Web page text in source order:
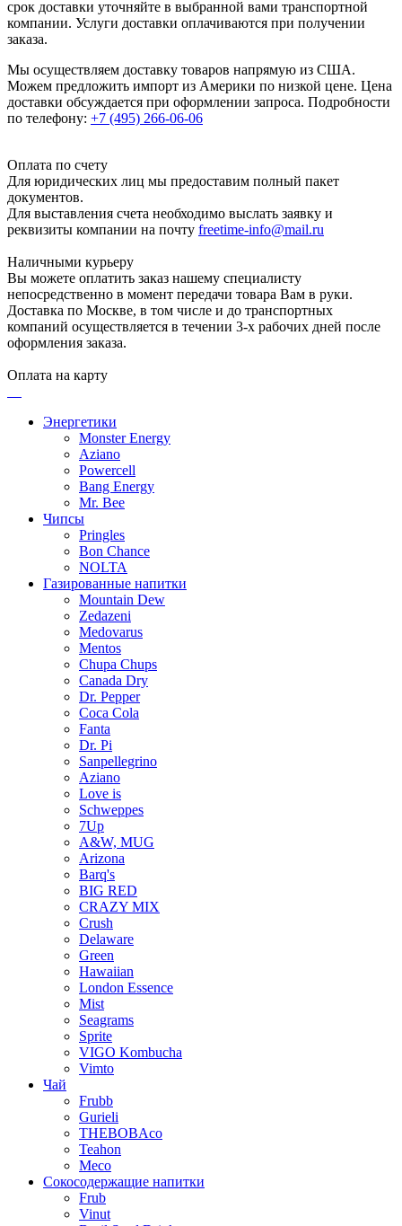
срок доставки уточняйте в выбранной вами транспортной
компании. Услуги доставки оплачиваются при получении
заказа.
Мы осуществляем доставку товаров напрямую из США.
Можем предложить импорт из Америки по низкой цене. Цена
доставки обсуждается при оформлении запроса. Подробности
по телефону: +7 (495) 266-06-06
Оплата по счету
Для юридических лиц мы предоставим полный пакет
документов.
Для выставления счета необходимо выслать заявку и
реквизиты компании на почту freetime-info@mail.ru
Наличными курьеру
Вы можете оплатить заказ нашему специалисту
непосредственно в момент передачи товара Вам в руки.
Доставка по Москве, в том числе и до транспортных
компаний осуществляется в течении 3-х рабочих дней после
оформления заказа.
Оплата на карту
Энергетики
Monster Energy
Aziano
Powercell
Bang Energy
Mr. Bee
Чипсы
Pringles
Bon Chance
NOLTA
Газированные напитки
Mountain Dew
Zedazeni
Medovarus
Mentos
Chupa Chups
Canada Dry
Dr. Pepper
Coca Cola
Fanta
Dr. Pi
Sanpellegrino
Aziano
Love is
Schweppes
7Up
A&W, MUG
Arizona
Barq's
BIG RED
CRAZY MIX
Crush
Delaware
Green
Hawaiian
London Essence
Mist
Seagrams
Sprite
VIGO Kombucha
Vimto
Чай
Frubb
Gurieli
THEBOBAco
Teahon
Meco
Сокосодержащие напитки
Frub
Vinut